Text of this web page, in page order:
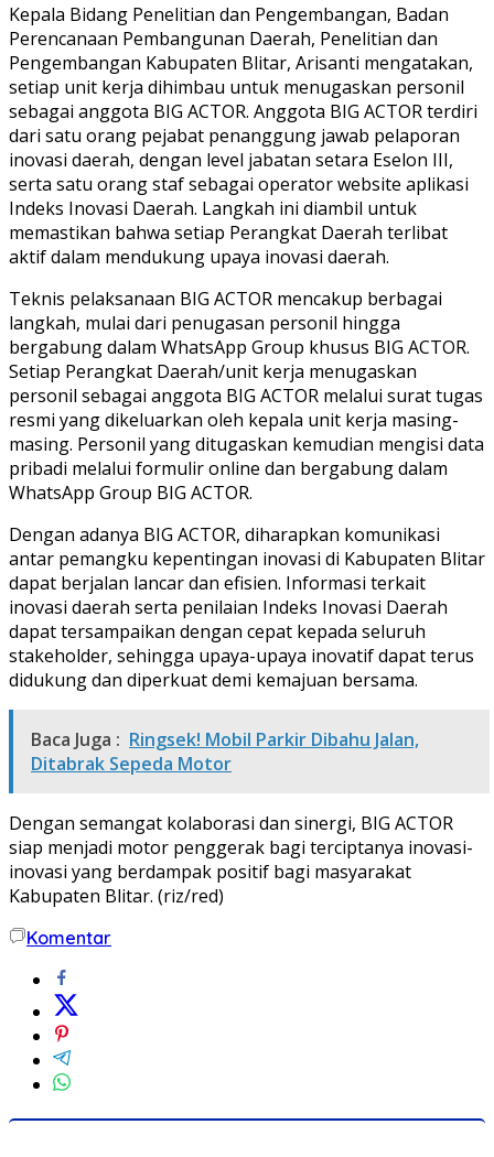
Kepala Bidang Penelitian dan Pengembangan, Badan
Perencanaan Pembangunan Daerah, Penelitian dan
Pengembangan Kabupaten Blitar, Arisanti mengatakan,
setiap unit kerja dihimbau untuk menugaskan personil
sebagai anggota BIG ACTOR. Anggota BIG ACTOR terdiri
dari satu orang pejabat penanggung jawab pelaporan
inovasi daerah, dengan level jabatan setara Eselon III,
serta satu orang staf sebagai operator website aplikasi
Indeks Inovasi Daerah. Langkah ini diambil untuk
memastikan bahwa setiap Perangkat Daerah terlibat
aktif dalam mendukung upaya inovasi daerah.
Teknis pelaksanaan BIG ACTOR mencakup berbagai
langkah, mulai dari penugasan personil hingga
bergabung dalam WhatsApp Group khusus BIG ACTOR.
Setiap Perangkat Daerah/unit kerja menugaskan
personil sebagai anggota BIG ACTOR melalui surat tugas
resmi yang dikeluarkan oleh kepala unit kerja masing-
masing. Personil yang ditugaskan kemudian mengisi data
pribadi melalui formulir online dan bergabung dalam
WhatsApp Group BIG ACTOR.
Dengan adanya BIG ACTOR, diharapkan komunikasi
antar pemangku kepentingan inovasi di Kabupaten Blitar
dapat berjalan lancar dan efisien. Informasi terkait
inovasi daerah serta penilaian Indeks Inovasi Daerah
dapat tersampaikan dengan cepat kepada seluruh
stakeholder, sehingga upaya-upaya inovatif dapat terus
didukung dan diperkuat demi kemajuan bersama.
Baca Juga : Ringsek! Mobil Parkir Dibahu Jalan,
Ditabrak Sepeda Motor
Dengan semangat kolaborasi dan sinergi, BIG ACTOR
siap menjadi motor penggerak bagi terciptanya inovasi-
inovasi yang berdampak positif bagi masyarakat
Kabupaten Blitar. (riz/red)
Komentar